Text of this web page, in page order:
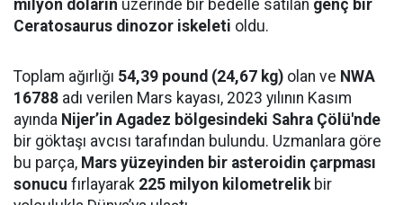
milyon doların üzerinde bir bedelle satılan genç bir
Ceratosaurus dinozor iskeleti oldu.
Toplam ağırlığı 54,39 pound (24,67 kg) olan ve NWA
16788 adı verilen Mars kayası, 2023 yılının Kasım
ayında Nijer’in Agadez bölgesindeki Sahra Çölü'nde
bir göktaşı avcısı tarafından bulundu. Uzmanlara göre
bu parça, Mars yüzeyinden bir asteroidin çarpması
sonucu fırlayarak 225 milyon kilometrelikbir